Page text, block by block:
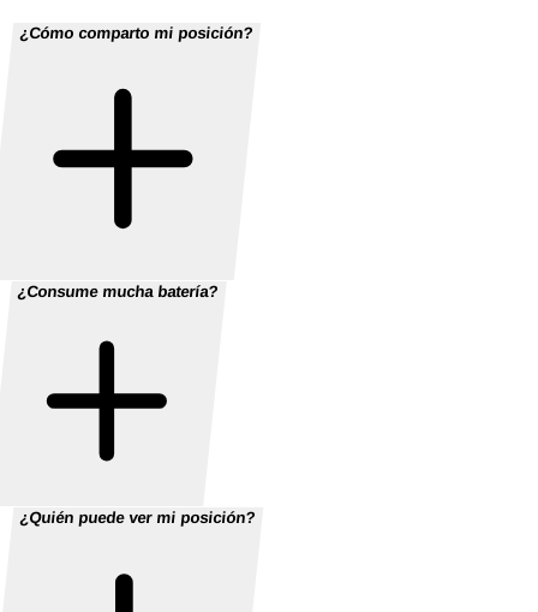
¿Cómo comparto mi posición?
¿Consume mucha batería?
¿Quién puede ver mi posición?